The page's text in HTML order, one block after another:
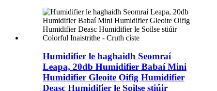
Humidifier le haghaidh Seomraí
Leapa, 20db Humidifier Babaí Mini
Humidifier Gleoite Oifig Humidifier
Deasc Humidifier le Soilse stiúir